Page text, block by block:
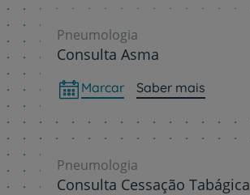
Pneumologia
Consulta Asma
Marcar Saber mais
Pneumologia
Consulta Cessação Tabágica